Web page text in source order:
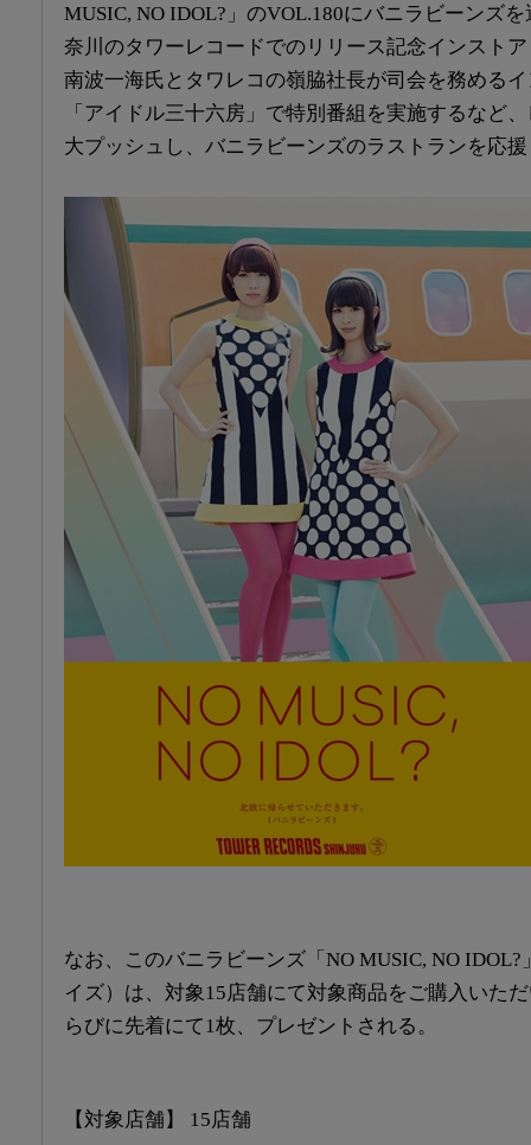
MUSIC, NO IDOL?」のVOL.180にバニラビーンズ
奈川のタワーレコードでのリリース記念インスト
南波一海氏とタワレコの嶺脇社長が司会を務める
「アイドル三十六房」で特別番組を実施するなど
大プッシュし、バニラビーンズのラストランを応
なお、
このバニラビーンズ「NO MUSIC, NO
イズ）は、対象15店舗にて対象商品をご購入いた
らびに先着にて1枚、プレゼントされる。
【対象店舗】 15店舗